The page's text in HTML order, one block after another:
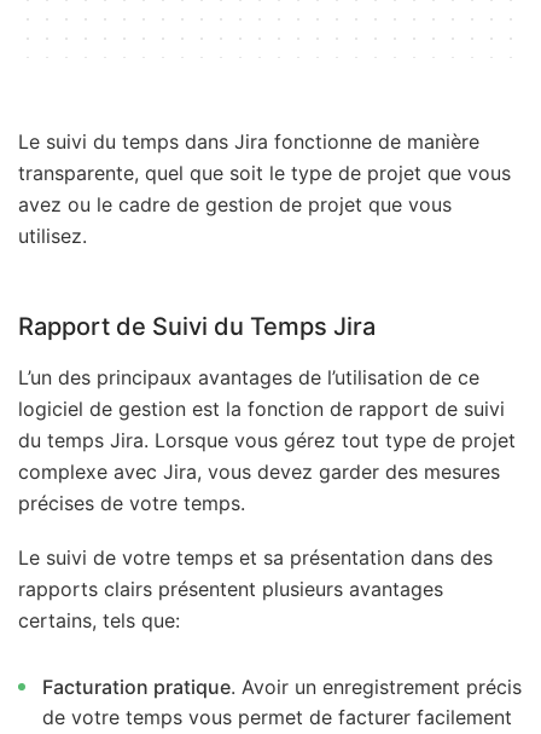
Le suivi du temps dans Jira fonctionne de manière
transparente, quel que soit le type de projet que vous
avez ou le cadre de gestion de projet que vous
utilisez.
Rapport de Suivi du Temps Jira
L’un des principaux avantages de l’utilisation de ce
logiciel de gestion est la fonction de rapport de suivi
du temps Jira. Lorsque vous gérez tout type de projet
complexe avec Jira, vous devez garder des mesures
précises de votre temps.
Le suivi de votre temps et sa présentation dans des
rapports clairs présentent plusieurs avantages
certains, tels que:
Facturation pratique. Avoir un enregistrement précis
de votre temps vous permet de facturer facilement